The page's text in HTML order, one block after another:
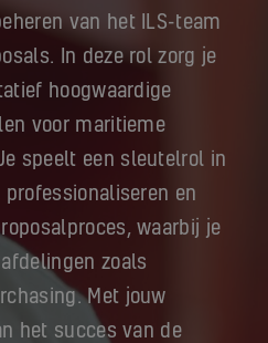
van het ILS-team
In deze rol zorg je
hoogwaardige
voor maritieme
speelt een sleutelrol in
en
waarbij je
zoals
Met jouw
het succes van de